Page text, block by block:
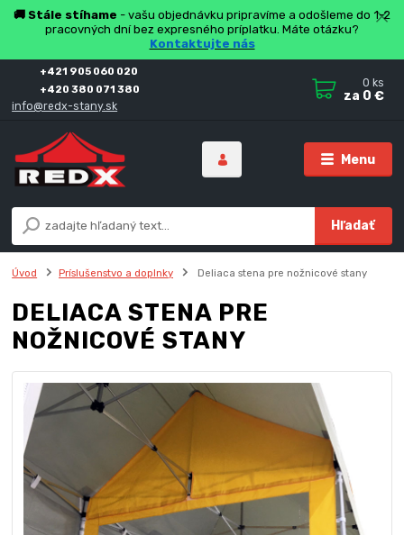
🚚 Stále stíhame - vašu objednávku pripravíme a odošleme do 1-2
pracovných dní bez expresného príplatku. Máte otázku?
Kontaktujte nás
Menu
Hľadať
+421 905 060 020
+420 380 071 380
info@redx-stany.sk
0 ks
za 0 €
Úvod Príslušenstvo a doplnky Deliaca stena pre nožnicové stany
DELIACA STENA PRE
NOŽNICOVÉ STANY